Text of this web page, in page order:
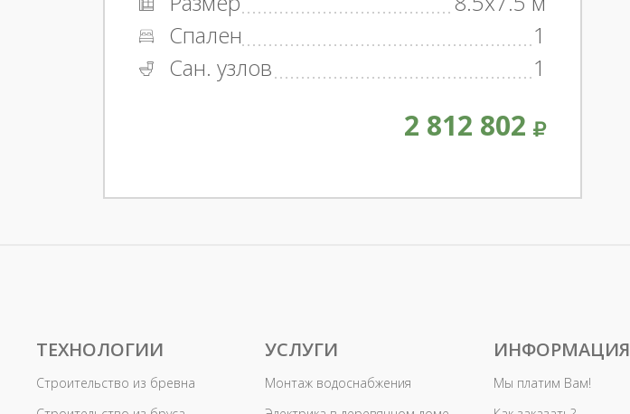
Спален
1
Сан. узлов
1
2 812 802
ТЕХНОЛОГИИ
Строительство из бревна
УСЛУГИ
Монтаж водоснабжения
ИНФОРМАЦИЯ
Мы платим Вам!